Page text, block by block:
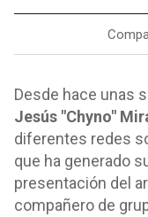
Desde hace unas
Jesús "Chyno"
diferentes redes
que ha generado
presentación del
compañero de